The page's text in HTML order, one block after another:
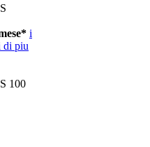
i
di piu
100